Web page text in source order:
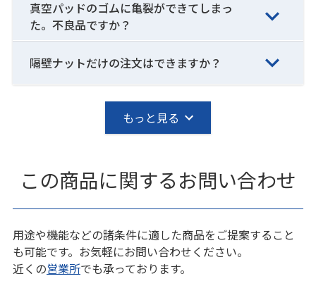
真空パッドのゴムに亀裂ができてしまっ
た。不良品ですか？
隔壁ナットだけの注文はできますか？
もっと見る
この商品に関するお問い合わせ
用途や機能などの諸条件に適した商品をご提案すること
も可能です。お気軽にお問い合わせください。
近くの営業所でも承っております。